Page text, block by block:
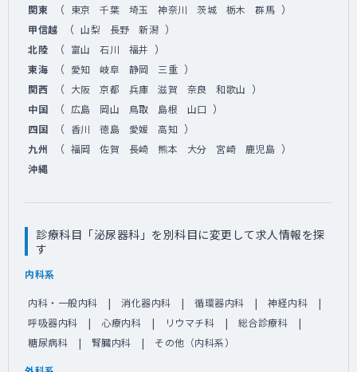
関東 （ 東京 千葉 埼玉 神奈川 茨城 栃木 群馬 ）
甲信越 （ 山梨 長野 新潟 ）
北陸 （ 富山 石川 福井 ）
東海 （ 愛知 岐阜 静岡 三重 ）
関西 （ 大阪 京都 兵庫 滋賀 奈良 和歌山 ）
中国 （ 広島 岡山 鳥取 島根 山口 ）
四国 （ 香川 徳島 愛媛 高知 ）
九州 （ 福岡 佐賀 長崎 熊本 大分 宮崎 鹿児島 ）
沖縄
診療科目「泌尿器科」を別科目に変更して求人情報を探
す
内科系
内科・一般内科 消化器内科 循環器内科
神経内科
呼吸器内科
心療内科 リウマチ科
総合診療科
糖尿病科
腎臓内科 その他（内科系）